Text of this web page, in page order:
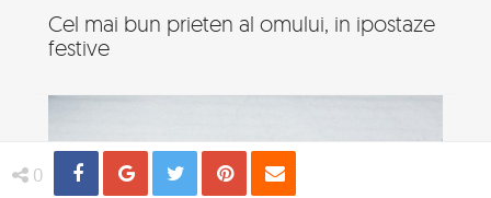
0 Share Distribuie
Tweet Pin
Cel mai bun prieten al omului, in ipostaze
festive